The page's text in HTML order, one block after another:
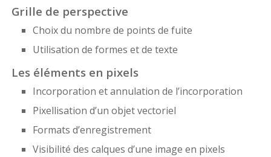
Grille de perspective
Choix du nombre de points de fuite
Utilisation de formes et de texte
Les éléments en pixels
Incorporation et annulation de l’incorporation
Pixellisation d’un objet vectoriel
Formats d’enregistrement
Visibilité des calques d’une image en pixels